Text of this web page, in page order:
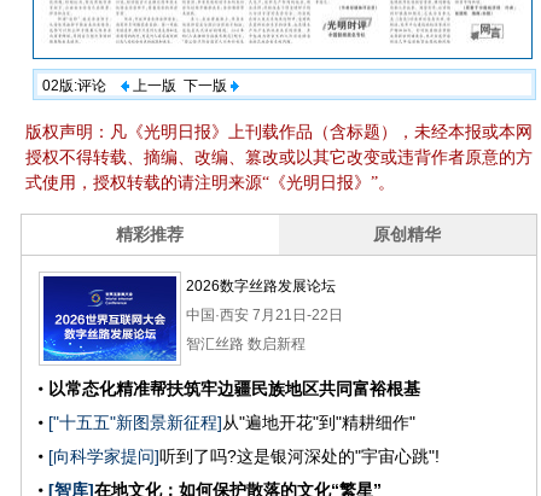
02版:评论 上一版 下一版
版权声明：凡《光明日报》上刊载作品（含标题），未经本报或本网
授权不得转载、摘编、改编、篡改或以其它改变或违背作者原意的方
式使用，授权转载的请注明来源“《光明日报》”。